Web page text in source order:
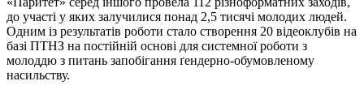
до участі у яких залучилися понад 2,5 тисячі молодих людей.
Одним із результатів роботи стало створення 20 відеоклубів на
базі ПТНЗ на постійній основі для системної роботи з
молоддю з питань запобігання ґендерно-обумовленому
насильству.